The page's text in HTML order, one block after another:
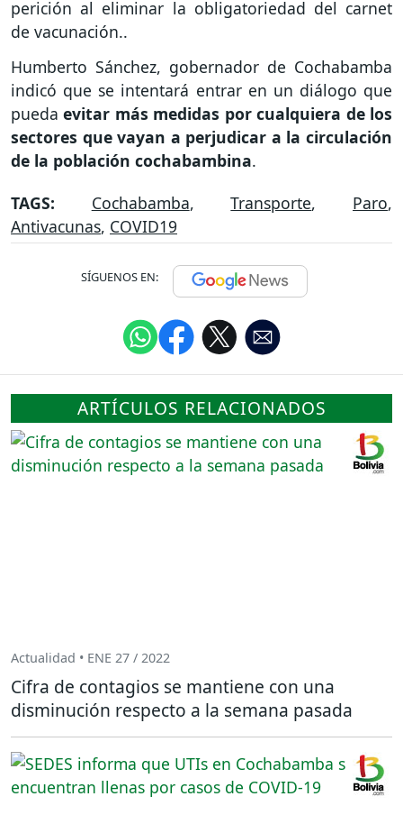
perición al eliminar la obligatoriedad del carnet
de vacunación..
Humberto Sánchez, gobernador de Cochabamba
indicó que se intentará entrar en un diálogo que
puedaevitar más medidas por cualquiera de los
sectores que vayan a perjudicar a la circulación
de la población cochabambina.
TAGS: Cochabamba,Transporte, Paro,
Antivacunas, COVID19
SÍGUENOS EN:
ARTÍCULOS RELACIONADOS
Actualidad • ENE 27 / 2022
Cifra de contagios se mantiene con una
disminución respecto a la semana pasada